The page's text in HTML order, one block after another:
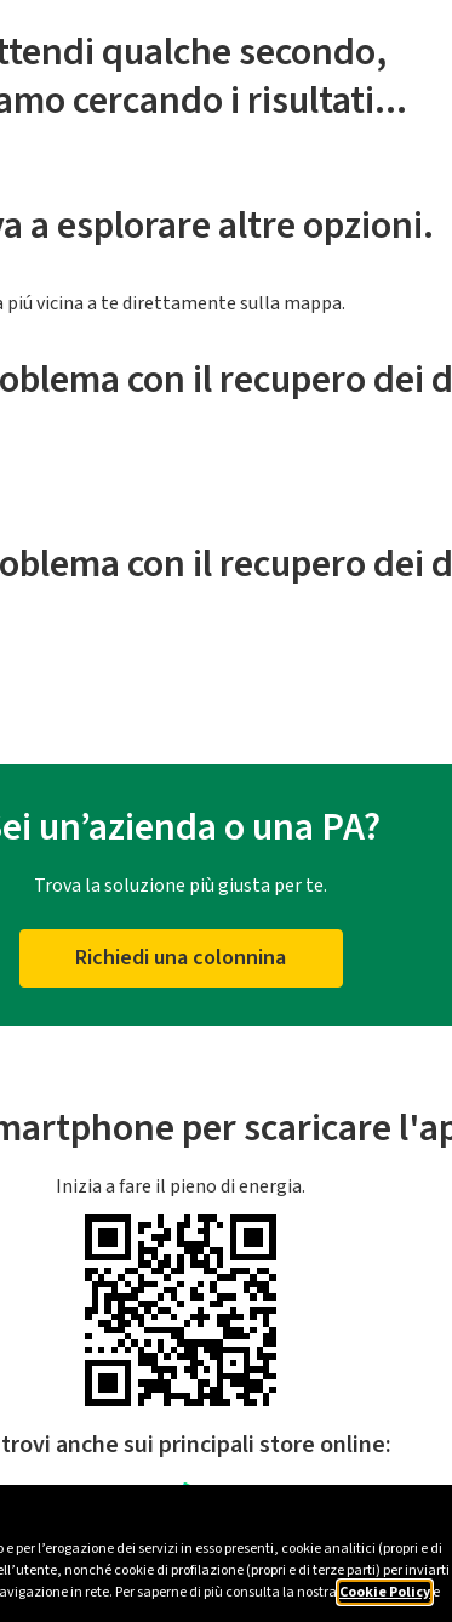
l’erogazione dei servizi in esso presenti, cookie analitici (propri e di
nonché cookie di profilazione (propri e di terze parti) per inviarti
in rete. Per saperne di più consulta la nostra Cookie Policye
qualche secondo,
cercando i risultati...
a esplorare altre opzioni.
vicina a te direttamente sulla mappa.
con il recupero dei
con il recupero dei
un’azienda o una PA?
Trova la soluzione più giusta per te.
Richiedi una colonnina
per scaricare
Inizia a fare il pieno di energia.
anche sui principali store online: